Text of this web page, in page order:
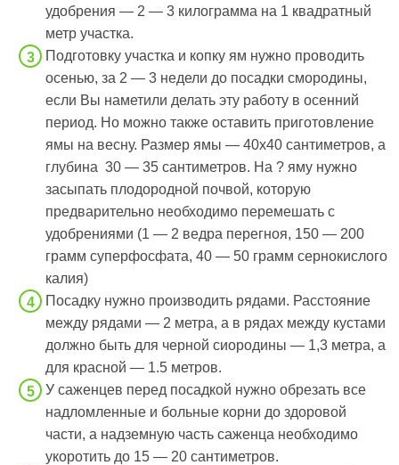
удобрения — 2 — 3 килограмма на 1 квадратный
метр участка.
Подготовку участка и копку ям нужно проводить
осенью, за 2 — 3 недели до посадки смородины,
если Вы наметили делать эту работу в осенний
период. Но можно также оставить приготовление
ямы на весну. Размер ямы — 40х40 сантиметров, а
глубина 30 — 35 сантиметров. На ? яму нужно
засыпать плодородной почвой, которую
предварительно необходимо перемешать с
удобрениями (1 — 2 ведра перегноя, 150 — 200
грамм суперфосфата, 40 — 50 грамм сернокислого
калия)
Посадку нужно производить рядами. Расстояние
между рядами — 2 метра, а в рядах между кустами
должно быть для черной сиородины — 1,3 метра, а
для красной — 1.5 метров.
У саженцев перед посадкой нужно обрезать все
надломленные и больные корни до здоровой
части, а надземную часть саженца необходимо
укоротить до 15 — 20 сантиметров.